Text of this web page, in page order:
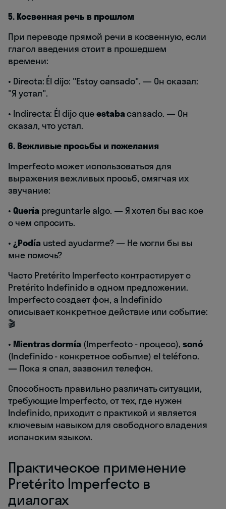
5. Косвенная речь в прошлом
При переводе прямой речи в косвенную, если
глагол введения стоит в прошедшем
времени:
• Directa: Él dijo: "Estoy cansado". — Он сказал:
"Я устал".
• Indirecta: Él dijo queestabacansado. — Он
сказал, что устал.
6. Вежливые просьбы и пожелания
Imperfecto может использоваться для
выражения вежливых просьб, смягчая их
звучание:
• Quería preguntarle algo. — Я хотел бы вас кое
о чем спросить.
• ¿Podía usted ayudarme? — Не могли бы вы
мне помочь?
Часто Pretérito Imperfecto контрастирует с
Pretérito Indefinido в одном предложении.
Imperfecto создает фон, а Indefinido
описывает конкретное действие или событие:
🎬
• Mientras dormía (Imperfecto - процесс), sonó
(Indefinido - конкретное событие) el teléfono.
— Пока я спал, зазвонил телефон.
Способность правильно различать ситуации,
требующие Imperfecto, от тех, где нужен
Indefinido, приходит с практикой и является
ключевым навыком для свободного владения
испанским языком.
Практическое применение
Pretérito Imperfecto в
диалогах